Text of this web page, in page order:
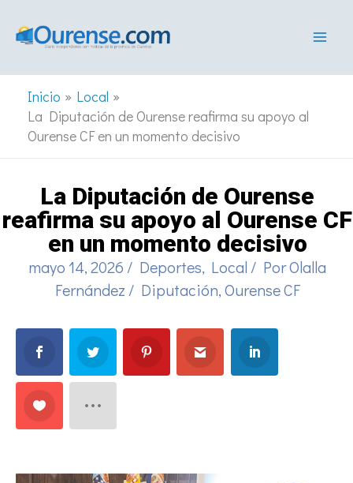
Inicio
Local
La Diputación de Ourense reafirma su apoyo al
Ourense CF en un momento decisivo
La Diputación de Ourense
reafirma su apoyo al Ourense CF
en un momento decisivo
mayo 14, 2026 / Deportes, Local / PorOlalla
Fernández / Diputación,Ourense CF